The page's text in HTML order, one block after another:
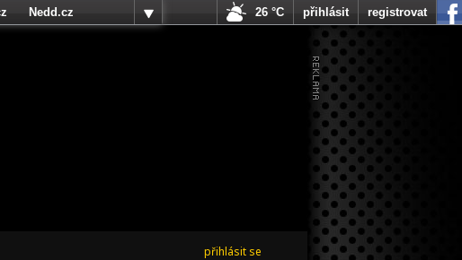
přihlásit se
Nedd.cz
26 °C přihlásit registrovat